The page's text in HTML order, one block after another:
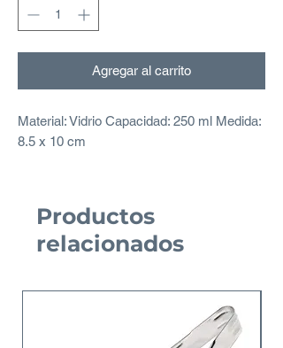
Agregar al carrito
Material: Vidrio Capacidad: 250 ml Medida:
8.5 x 10 cm
Productos
relacionados